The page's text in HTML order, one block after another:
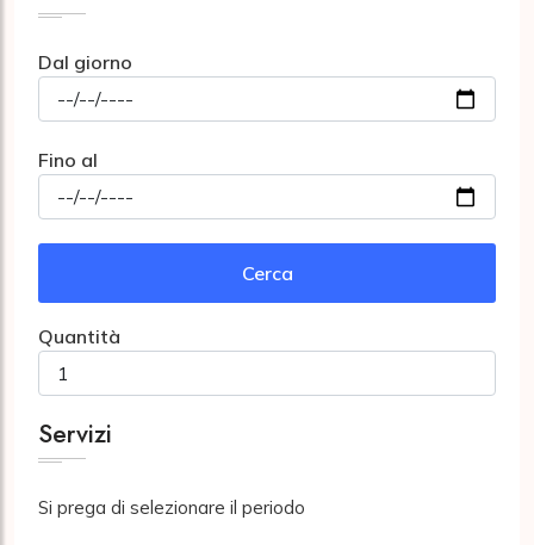
Dal giorno
Fino al
Cerca
Quantità
Servizi
Si prega di selezionare il periodo